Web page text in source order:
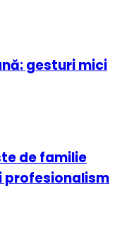
gesturi mici
de familie
profesionalism